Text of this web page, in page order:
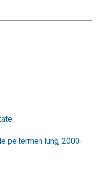
pe termen lung, 2000-